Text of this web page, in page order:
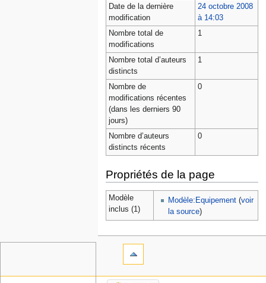
Date de la dernière
modification
24 octobre 2008
à 14:03
Nombre total de
modifications
1
Nombre total d’auteurs
distincts
1
Nombre de
modifications récentes
(dans les derniers 90
jours)
0
Nombre d’auteurs
distincts récents
0
Propriétés de la page
Modèle
inclus (1)
Modèle:Equipement(voir
la source)